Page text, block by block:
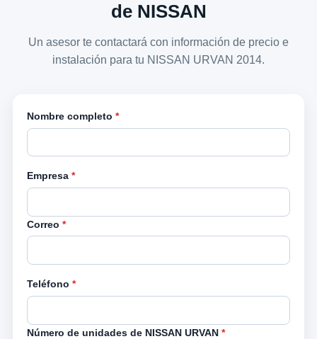
de NISSAN
Un asesor te contactará con información de precio e
instalación para tu NISSAN URVAN 2014.
Nombre completo *
Empresa *
Correo *
Teléfono *
Número de unidades de NISSAN URVAN *